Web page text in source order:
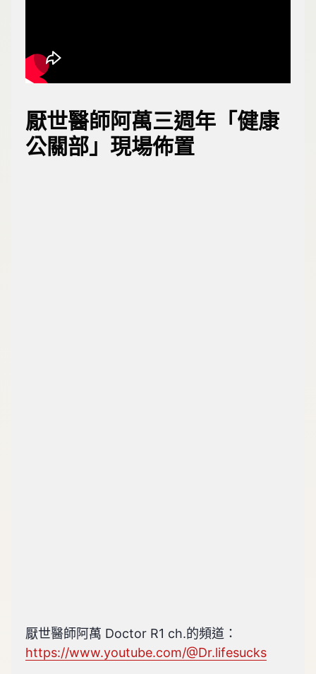
厭世醫師阿萬三週年「健康
公關部」現場佈置
厭世醫師阿萬 Doctor R1 ch.的頻道：
https://www.youtube.com/@Dr.lifesucks